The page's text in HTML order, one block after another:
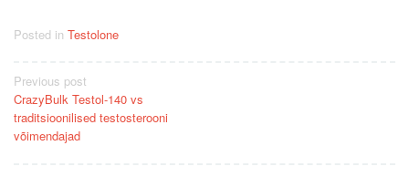
Posted in Testolone
Post
navigation
Previous post
CrazyBulk Testol-140 vs
traditsioonilised testosterooni
võimendajad